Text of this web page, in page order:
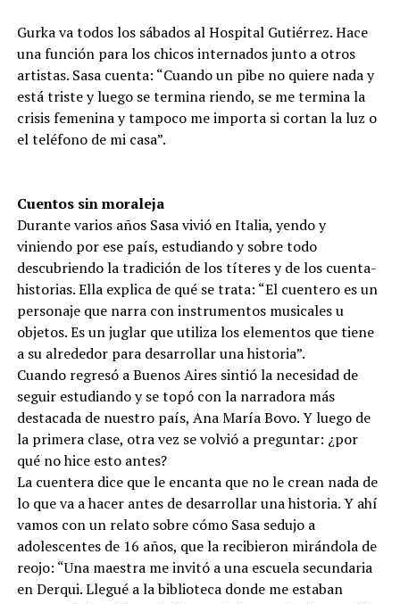
Gurka va todos los sábados al Hospital Gutiérrez. Hace
una función para los chicos internados junto a otros
artistas. Sasa cuenta: “Cuando un pibe no quiere nada y
está triste y luego se termina riendo, se me termina la
crisis femenina y tampoco me importa si cortan la luz o
el teléfono de mi casa”.
Cuentos sin moraleja
Durante varios años Sasa vivió en Italia, yendo y
viniendo por ese país, estudiando y sobre todo
descubriendo la tradición de los títeres y de los cuenta-
historias. Ella explica de qué se trata: “El cuentero es un
personaje que narra con instrumentos musicales u
objetos. Es un juglar que utiliza los elementos que tiene
a su alrededor para desarrollar una historia”.
Cuando regresó a Buenos Aires sintió la necesidad de
seguir estudiando y se topó con la narradora más
destacada de nuestro país, Ana María Bovo. Y luego de
la primera clase, otra vez se volvió a preguntar: ¿por
qué no hice esto antes?
La cuentera dice que le encanta que no le crean nada de
lo que va a hacer antes de desarrollar una historia. Y ahí
vamos con un relato sobre cómo Sasa sedujo a
adolescentes de 16 años, que la recibieron mirándola de
reojo: “Una maestra me invitó a una escuela secundaria
en Derqui. Llegué a la biblioteca donde me estaban